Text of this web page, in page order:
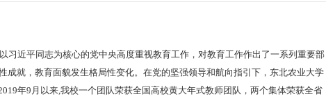
习近平同志为核心的党中央高度重视教育工作，对教育工作作出了一系列重要部
成就，教育面貌发生格局性变化。在党的坚强领导和航向指引下，东北农业大学
年9月以来,我校一个团队荣获全国高校黄大年式教师团队，两个集体荣获全省